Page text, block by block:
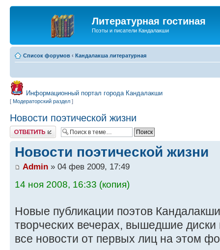
Литературная гостиная
Поэты и писатели Кандалакши
Список форумов ‹ Кандалакша литературная
Информационный портал города Кандалакши
[ Модераторский раздел ]
Новости поэтической жизни
Ответить
Новости поэтической жизни
Admin » 04 фев 2009, 17:49
14 ноя 2008, 16:33 (копия)
Новые публикации поэтов
творческих вечерах, вышедшие
все новости от первых лиц на этом